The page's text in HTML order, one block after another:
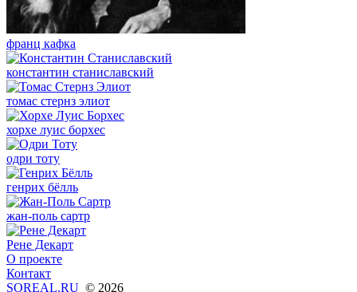
франц кафка
константин станиславский
томас стернз элиот
хорхе луис борхес
одри тоту
генрих бёлль
жан-поль сартр
Рене Декарт
О проекте
Контакт
SOREAL.RU © 2026